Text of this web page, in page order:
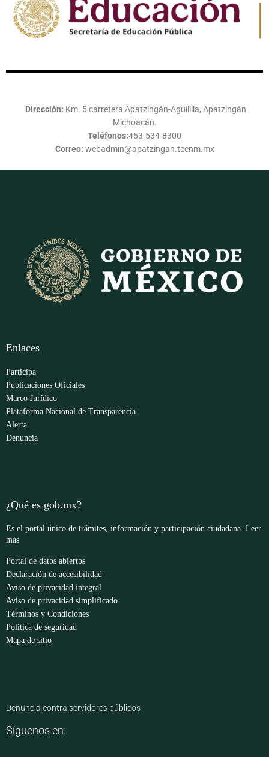
Dirección: Km. 5 carretera Apatzingán-Aguililla, Apatzingán
Michoacán.
Teléfonos:453-534-8300
Correo: webadmin@apatzingan.tecnm.mx
Enlaces
Participa
Publicaciones Oficiales
Marco Jurídico
Plataforma Nacional de Transparencia
Alerta
Denuncia
¿Qué es gob.mx?
Es el portal único de trámites, información y participación ciudadana. Leer
más
Portal de datos abiertos
Declaración de accesibilidad
Aviso de privacidad integral
Aviso de privacidad simplificado
Términos y Condiciones
Política de seguridad
Mapa de sitio
Denuncia contra servidores públicos
Síguenos en: